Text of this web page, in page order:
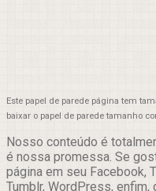
Este papel de parede página tem
baixar o papel de parede tamanho
Nosso conteúdo é
é nossa promessa. Se
página em seu Facebook,
Tumblr, WordPress,